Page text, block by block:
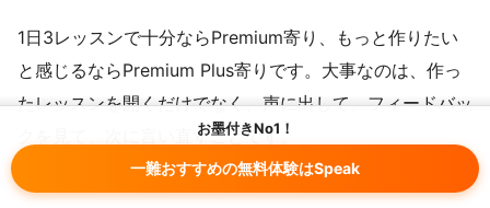
お墨付きNo1！
一難おすすめの無料体験はSpeak
1日3レッスンで十分ならPremium寄り、もっと作りたい
と感じるならPremium Plus寄りです。大事なのは、作っ
たレッスンを開くだけでなく、声に出して、フィードバッ
クを見て、次に言い直すことです。